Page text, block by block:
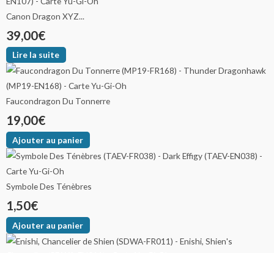
Canon Dragon XYZ...
39,00€
Lire la suite
Faucondragon Du Tonnerre
19,00€
Ajouter au panier
Symbole Des Ténèbres
1,50€
Ajouter au panier